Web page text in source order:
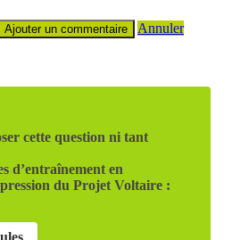
Annuler
cette question ni tant
d’entraînement en
du Projet Voltaire :